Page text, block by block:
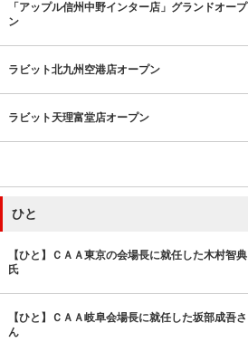
「アップル信州中野インター店」グランドオープ
ン
ラビット北九州空港店オープン
ラビット天理富堂店オープン
ひと
【ひと】ＣＡＡ東京の会場長に就任した木村智典
氏
【ひと】ＣＡＡ岐阜会場長に就任した坂部成吾さ
ん